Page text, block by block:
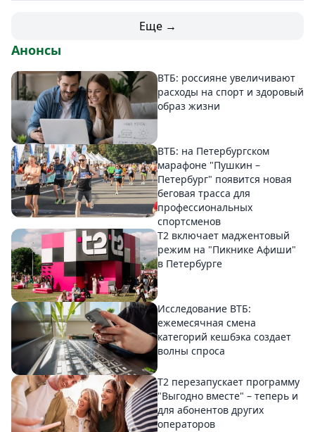
Еще →
Анонсы
ВТБ: россияне увеличивают
расходы на спорт и здоровый
образ жизни
ВТБ: на Петербургском
марафоне "Пушкин –
Петербург" появится новая
беговая трасса для
профессиональных
спортсменов
Т2 включает маджентовый
режим на "Пикнике Афиши"
в Петербурге
Исследование ВТБ:
ежемесячная смена
категорий кешбэка создает
волны спроса
Т2 перезапускает программу
"Выгодно вместе" – теперь и
для абонентов других
операторов